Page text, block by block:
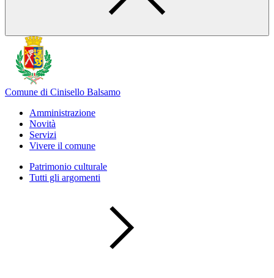
Comune di Cinisello Balsamo
Amministrazione
Novità
Servizi
Vivere il comune
Patrimonio culturale
Tutti gli argomenti